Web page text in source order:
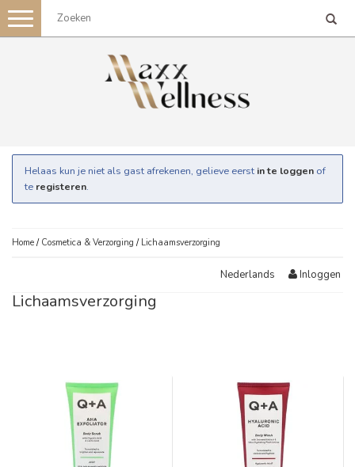
Toggle
navigation
Helaas kun je niet als gast afrekenen, gelieve eerst in te loggen of
te registeren.
Home / Cosmetica & Verzorging / Lichaamsverzorging
Nederlands Inloggen
Lichaamsverzorging